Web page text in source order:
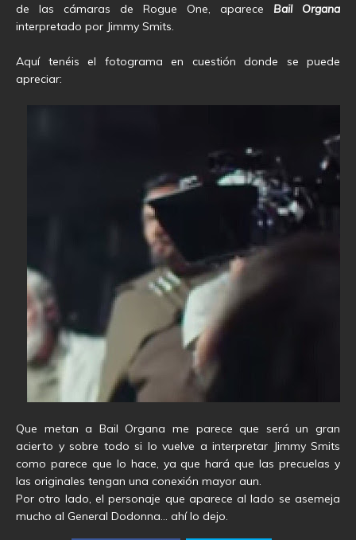
de las cámaras de Rogue One, aparece Bail Organa
interpretado por Jimmy Smits.
Aquí tenéis el fotograma en cuestión donde se puede
apreciar:
Que metan a Bail Organa me parece que será un gran
acierto y sobre todo si lo vuelve a interpretar Jimmy Smits
como parece que lo hace, ya que hará que las precuelas y
las originales tengan una conexión mayor aun.
Por otro lado, el personaje que aparece al lado se asemeja
mucho al General Dodonna… ahí lo dejo.